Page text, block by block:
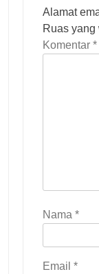
Alamat
Ruas
Komentar *
Nama *
Email *